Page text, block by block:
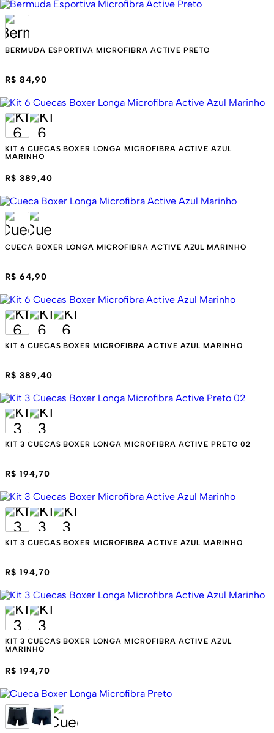
BERMUDA ESPORTIVA MICROFIBRA ACTIVE PRETO
R$ 84,90
KIT 6 CUECAS BOXER LONGA MICROFIBRA ACTIVE AZUL
MARINHO
R$ 389,40
CUECA BOXER LONGA MICROFIBRA ACTIVE AZUL MARINHO
R$ 64,90
KIT 6 CUECAS BOXER MICROFIBRA ACTIVE AZUL MARINHO
R$ 389,40
KIT 3 CUECAS BOXER LONGA MICROFIBRA ACTIVE PRETO 02
R$ 194,70
KIT 3 CUECAS BOXER MICROFIBRA ACTIVE AZUL MARINHO
R$ 194,70
KIT 3 CUECAS BOXER LONGA MICROFIBRA ACTIVE AZUL
MARINHO
R$ 194,70